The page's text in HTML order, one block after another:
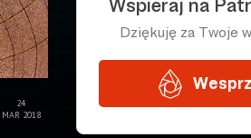
24
MAR 2018